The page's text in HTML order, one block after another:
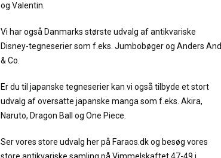
og Valentin.
Vi har også Danmarks største udvalg af antikvariske
Disney-tegneserier som f.eks. Jumbobøger og Anders And
& Co.
Er du til japanske tegneserier kan vi også tilbyde et stort
udvalg af oversatte japanske manga som f.eks. Akira,
Naruto, Dragon Ball og One Piece.
Ser vores store udvalg her på Faraos.dk og besøg vores